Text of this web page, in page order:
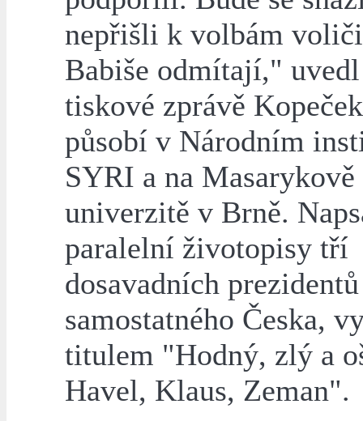
nepřišli k volbám
Babiše odmítají,"
tiskové zprávě
působí v Národním
SYRI a na Masarykově
univerzitě v Brně.
paralelní životopisy tří
dosavadních prezidentů
samostatného Česka,
titulem "Hodný, zlý a
Havel, Klaus, Zeman".